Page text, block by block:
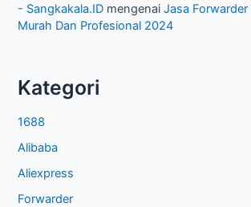
- Sangkakala.ID mengenaiJasa
Murah Dan Profesional 2024
Kategori
1688
Alibaba
Aliexpress
Forwarder